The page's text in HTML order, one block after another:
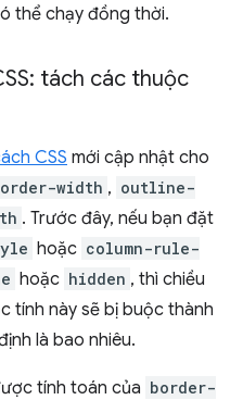
thể chạy đồng thời.
tách các thuộc
CSS mới cập nhật cho
width , outline-
. Trước đây, nếu bạn đặt
hoặc column-rule-
hoặc hidden , thì chiều
tính này sẽ bị buộc thành
là bao nhiêu.
tính toán của border-